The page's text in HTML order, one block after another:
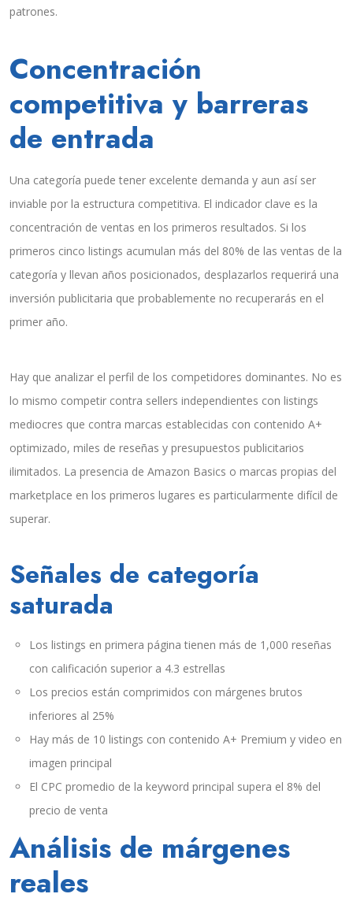
patrones.
Concentración
competitiva y barreras
de entrada
Una categoría puede tener excelente demanda y aun así ser
inviable por la estructura competitiva. El indicador clave es la
concentración de ventas en los primeros resultados. Si los
primeros cinco listings acumulan más del 80% de las ventas de la
categoría y llevan años posicionados, desplazarlos requerirá una
inversión publicitaria que probablemente no recuperarás en el
primer año.
Hay que analizar el perfil de los competidores dominantes. No es
lo mismo competir contra sellers independientes con listings
mediocres que contra marcas establecidas con contenido A+
optimizado, miles de reseñas y presupuestos publicitarios
ilimitados. La presencia de Amazon Basics o marcas propias del
marketplace en los primeros lugares es particularmente difícil de
superar.
Señales de categoría
saturada
Los listings en primera página tienen más de 1,000 reseñas
con calificación superior a 4.3 estrellas
Los precios están comprimidos con márgenes brutos
inferiores al 25%
Hay más de 10 listings con contenido A+ Premium y video en
imagen principal
El CPC promedio de la keyword principal supera el 8% del
precio de venta
Análisis de márgenes
reales